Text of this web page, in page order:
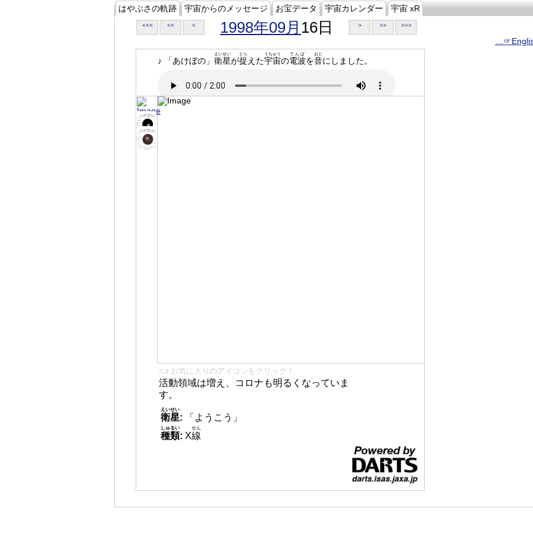
はやぶさの軌跡 宇宙からのメッセージ お宝データ 宇宙カレンダー 宇宙 xR
<<< << < 1998年09月 16日 > >> >>>
♪ 「あけぼの」 衛星
えいせい
が捉
とら
えた宇宙
うちゅう
の電波
でんぱ
を音
おと
にしました。
👈 お気に入りのアイコンをクリック！
活動領域は増え、コロナも明るくなっていま
す。
衛星
えいせい
:
「ようこう」
種類
しゅるい
: X線
せん